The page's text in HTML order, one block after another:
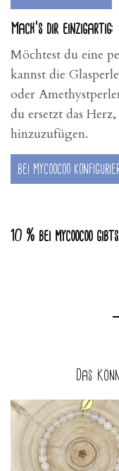
Mach’s dir einzigartig:
Möchtest du eine
kannst die
oder
du ersetzt das
hinzuzufügen.
bei mycoocoo
10 % bei mycoocoo
Das